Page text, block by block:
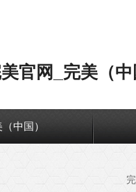
官网_完美（中
中国）